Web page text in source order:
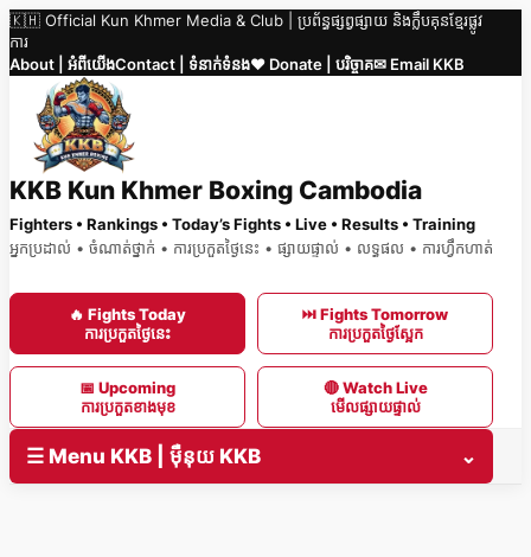
Skip
to
content
🇰🇭 Official Kun Khmer Media & Club | ប្រព័ន្ធផ្សព្វផ្សាយ និងក្លឹបគុនខ្មែរផ្លូវ
ការ
About | អំពីយើងContact | ទំនាក់ទំនង❤️ Donate | បរិច្ចាគ✉ Email KKB
KKB Kun Khmer Boxing Cambodia
Fighters • Rankings • Today’s Fights • Live • Results • Training
អ្នកប្រដាល់ • ចំណាត់ថ្នាក់ • ការប្រកួតថ្ងៃនេះ • ផ្សាយផ្ទាល់ • លទ្ធផល • ការហ្វឹកហាត់
🔥 Fights Today
ការប្រកួតថ្ងៃនេះ
⏭ Fights Tomorrow
ការប្រកួតថ្ងៃស្អែក
📅 Upcoming
ការប្រកួតខាងមុខ
🔴 Watch Live
មើលផ្សាយផ្ទាល់
☰ Menu KKB | ម៉ឺនុយ KKB ⌄